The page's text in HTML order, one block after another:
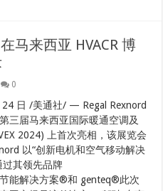
马来西亚 HVACR 博
0
日 /美通社/ — Regal Rexnord
三届马来西亚国际暖通空调及
2024) 上首次亮相，该展览会
以“创新电机和空气移动解决
过其领先品牌
能解决方案®和 genteq®此次